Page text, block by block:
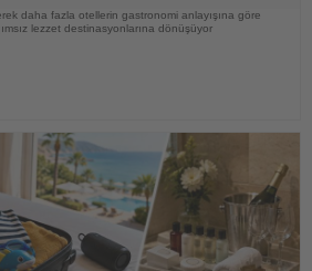
daha fazla otellerin gastronomi anlayışına göre
lezzet destinasyonlarına dönüşüyor